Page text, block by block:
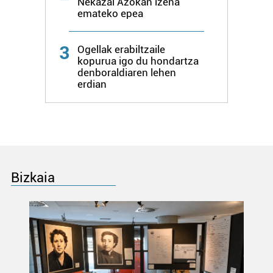
erabiltzen dituen hauta dezakezu.
interes komertzial legitimoetan babesten dira. Ikusi gure
bazkideen zerrenda, beren ustez zein helburutarako
duten interes legitimoa eta horren aurka nola egin
dezakezun ikusteko.
zure baimena Cookieen adierazpenean.
Webgune honek cookie propioak eta hirugarrenen cookie-
fitxategiak erabiltzen ditu. Zure esperientzia eta
zerbitzuak hobetzeko asmoz, cookie teknologiaz
baliatzen gara. Ohar hau onartuz gero, teknologia hori
erabiltzeko baimen esplizitua ematen diguzu. Gehiago
emateko epea
3
Ogellak erabiltzaile
kopurua igo du hondartza
denboraldiaren lehen
erdian
Bizkaia